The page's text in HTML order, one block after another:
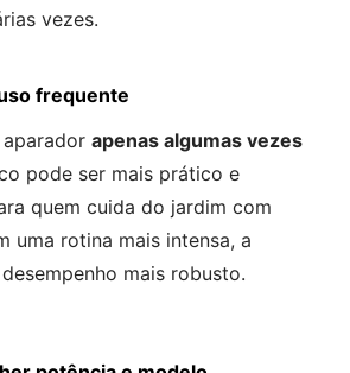
vezes.
frequente
aparador apenas algumas vezes
pode ser mais prático e
quem cuida do jardim com
uma rotina mais intensa, a
mais robusto.